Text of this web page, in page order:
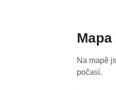
Na mapě
počasí.